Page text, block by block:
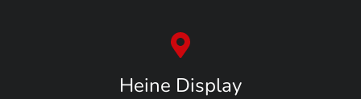
Heine Display